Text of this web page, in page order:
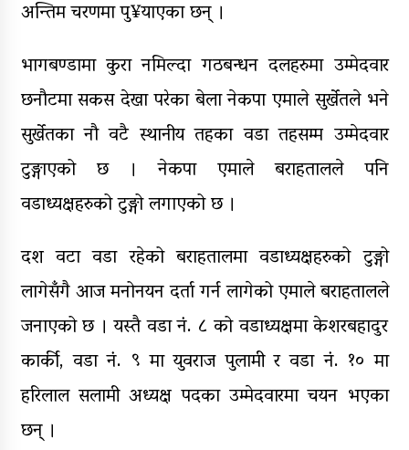
अन्तिम चरणमा पु¥याएका छन् ।
भागबण्डामा कुरा नमिल्दा गठबन्धन दलहरुमा उम्मेदवार
छनौटमा सकस देखा परेका बेला नेकपा एमाले सुर्खेतले भने
सुर्खेतका नौ वटै स्थानीय तहका वडा तहसम्म उम्मेदवार
टुङ्गाएको छ । नेकपा एमाले बराहतालले पनि
वडाध्यक्षहरुको टुङ्गो लगाएको छ ।
दश वटा वडा रहेको बराहतालमा वडाध्यक्षहरुको टुङ्गो
लागेसँगै आज मनोनयन दर्ता गर्न लागेको एमाले बराहतालले
जनाएको छ । यस्तै वडा नं. ८ को वडाध्यक्षमा केशरबहादुर
कार्की, वडा नं. ९ मा युवराज पुलामी र वडा नं. १० मा
हरिलाल सलामी अध्यक्ष पदका उम्मेदवारमा चयन भएका
छन् ।